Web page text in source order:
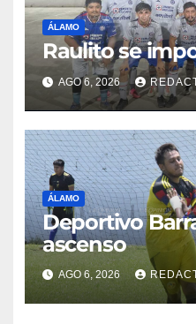
ÁLAMO
Raulito se
AGO 6, 2026
ÁLAMO
Deportivo
ascenso
AGO 6, 2026